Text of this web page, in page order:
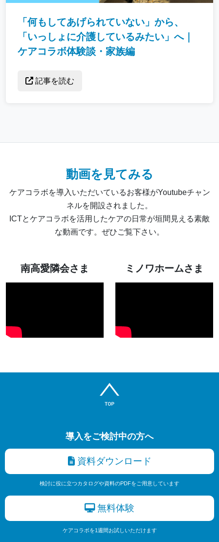
「何もしてあげられていない」から、
「いっしょに介護しているみたい」へ｜
ケアコラボ体験談・家族編
記事を読む
動画を見てみる
ケアコラボを導入いただいているお客様がYoutubeチャン
ネルを開設されました。
ICTとケアコラボを活用したケアの日常が垣間見える素敵
な動画です。ぜひご覧下さい。
南高愛隣会さま ミノワホームさま
導入をご検討中の方へ
資料ダウンロード
検討に役に立つカタログや資料のPDFをご用意しています
無料体験
ケアコラボを1週間お試しいただけます